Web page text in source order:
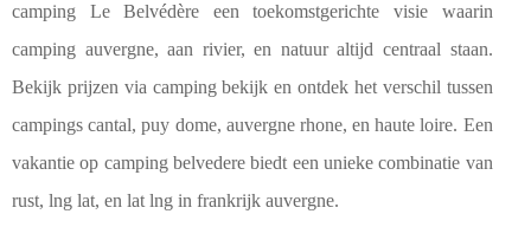
camping Le Belvédère een toekomstgerichte visie waarin
camping auvergne, aan rivier, en natuur altijd centraal staan.
Bekijk prijzen via camping bekijk en ontdek het verschil tussen
campings cantal, puy dome, auvergne rhone, en haute loire. Een
vakantie op camping belvedere biedt een unieke combinatie van
rust, lng lat, en lat lng in frankrijk auvergne.